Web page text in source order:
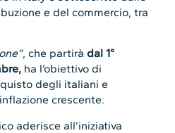
e del commercio, tra
, che partiràdal 1°
ha l’obiettivo di
degli italiani e
crescente.
aderisce all’iniziativa